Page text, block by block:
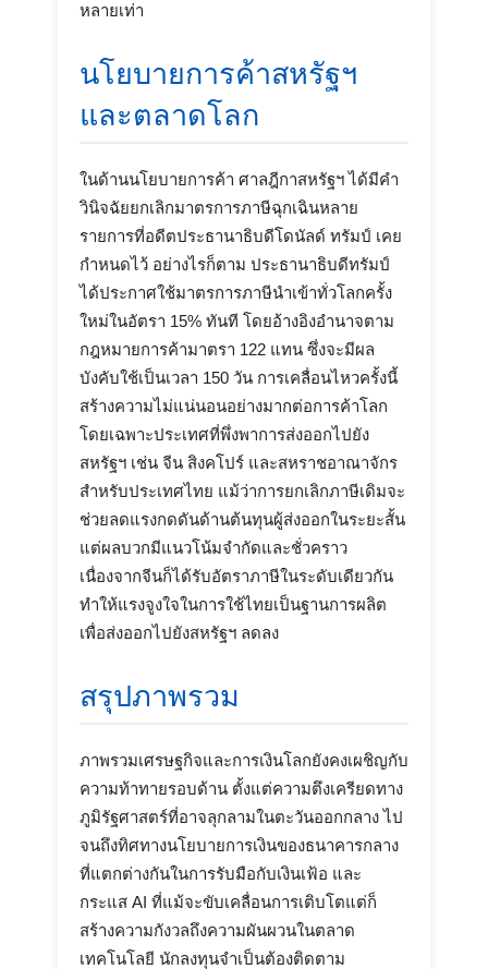
หลายเท่า
นโยบายการค้าสหรัฐฯ
และตลาดโลก
ในด้านนโยบายการค้า ศาลฎีกาสหรัฐฯ ได้มีคำ
วินิจฉัยยกเลิกมาตรการภาษีฉุกเฉินหลาย
รายการที่อดีตประธานาธิบดีโดนัลด์ ทรัมป์ เคย
กำหนดไว้ อย่างไรก็ตาม ประธานาธิบดีทรัมป์
ได้ประกาศใช้มาตรการภาษีนำเข้าทั่วโลกครั้ง
ใหม่ในอัตรา 15% ทันที โดยอ้างอิงอำนาจตาม
กฎหมายการค้ามาตรา 122 แทน ซึ่งจะมีผล
บังคับใช้เป็นเวลา 150 วัน การเคลื่อนไหวครั้งนี้
สร้างความไม่แน่นอนอย่างมากต่อการค้าโลก
โดยเฉพาะประเทศที่พึ่งพาการส่งออกไปยัง
สหรัฐฯ เช่น จีน สิงคโปร์ และสหราชอาณาจักร
สำหรับประเทศไทย แม้ว่าการยกเลิกภาษีเดิมจะ
ช่วยลดแรงกดดันด้านต้นทุนผู้ส่งออกในระยะสั้น
แต่ผลบวกมีแนวโน้มจำกัดและชั่วคราว
เนื่องจากจีนก็ได้รับอัตราภาษีในระดับเดียวกัน
ทำให้แรงจูงใจในการใช้ไทยเป็นฐานการผลิต
เพื่อส่งออกไปยังสหรัฐฯ ลดลง
สรุปภาพรวม
ภาพรวมเศรษฐกิจและการเงินโลกยังคงเผชิญกับ
ความท้าทายรอบด้าน ตั้งแต่ความตึงเครียดทาง
ภูมิรัฐศาสตร์ที่อาจลุกลามในตะวันออกกลาง ไป
จนถึงทิศทางนโยบายการเงินของธนาคารกลาง
ที่แตกต่างกันในการรับมือกับเงินเฟ้อ และ
กระแส AI ที่แม้จะขับเคลื่อนการเติบโตแต่ก็
สร้างความกังวลถึงความผันผวนในตลาด
เทคโนโลยี นักลงทุนจำเป็นต้องติดตาม